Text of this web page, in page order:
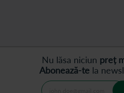
Nu lăsa niciun preț
Abonează-tela